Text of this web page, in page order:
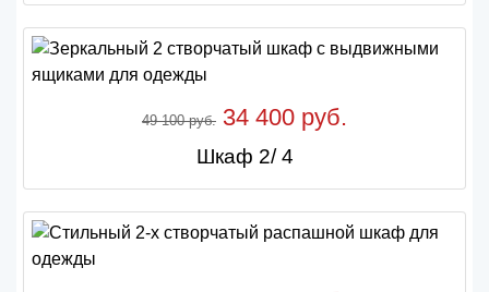
49 100 руб. 34 400 руб.
Шкаф 2/ 4